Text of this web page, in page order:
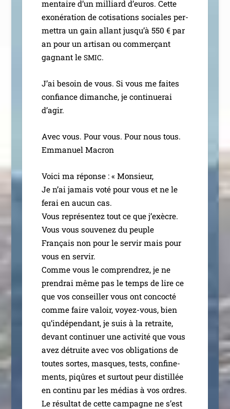
men­taire d’un mil­liard d’euros. Cette
exo­né­ra­tion de coti­sa­tions sociales per­
met­tra un gain allant jusqu’à 550 € par
an pour un arti­san ou com­mer­çant
gagnant le SMIC.
J’ai besoin de vous. Si vous me faites
confiance dimanche, je conti­nue­rai
d’agir.
Avec vous. Pour vous. Pour nous tous.
Emmanuel Macron
Voici ma réponse : « Monsieur,
Je n’ai jamais voté pour vous et ne le
ferai en aucun cas.
Vous repré­sen­tez tout ce que j’exècre.
Vous vous sou­ve­nez du peuple
Français non pour le ser­vir mais pour
vous en ser­vir.
Comme vous le com­pren­drez, je ne
pren­drai même pas le temps de lire ce
que vos conseiller vous ont concoc­té
comme faire valoir, voyez-vous, bien
qu’indépendant, je suis à la retraite,
devant conti­nuer une acti­vi­té que vous
avez détruite avec vos obli­ga­tions de
toutes sortes, masques, tests, confi­ne­
ments, piqûres et sur­tout peur dis­til­lée
en conti­nu par les médias à vos ordres.
Le résul­tat de cette cam­pagne ne s’est